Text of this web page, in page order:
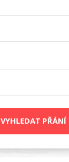
VYHLEDAT PŘÁNÍ